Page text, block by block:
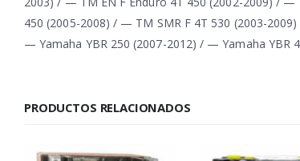
450 (2005-2008) / — TM SMR F 4T 530 (2003-
— Yamaha YBR 250 (2007-2012) / — Yamaha YBR
PRODUCTOS RELACIONADOS